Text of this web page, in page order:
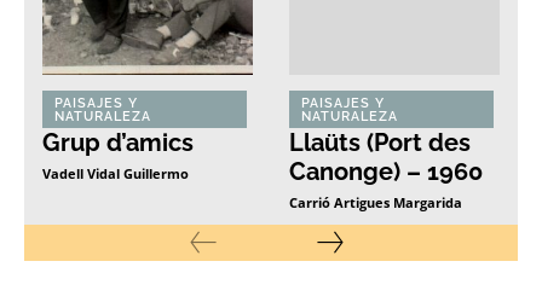
PAISAJES Y
NATURALEZA
Grup d’amics
Vadell Vidal Guillermo
PAISAJES Y
NATURALEZA
Llaüts (Port des
Canonge) – 1960
Carrió Artigues Margarida